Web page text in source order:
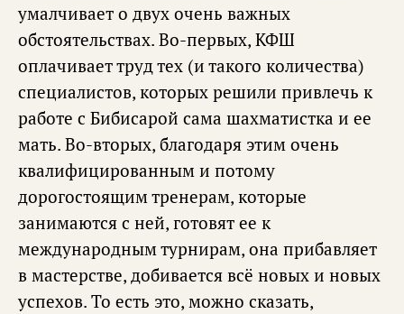
умалчивает о двух очень важных
обстоятельствах. Во-первых, КФШ
оплачивает труд тех (и такого количества)
специалистов, которых решили привлечь к
работе с Бибисарой сама шахматистка и ее
мать. Во-вторых, благодаря этим очень
квалифицированным и потому
дорогостоящим тренерам, которые
занимаются с ней, готовят ее к
международным турнирам, она прибавляет
в мастерстве, добивается всё новых и новых
успехов. То есть это, можно сказать,